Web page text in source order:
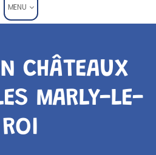
MENU
CHÂTEAUX
MARLY-LE-
ROI